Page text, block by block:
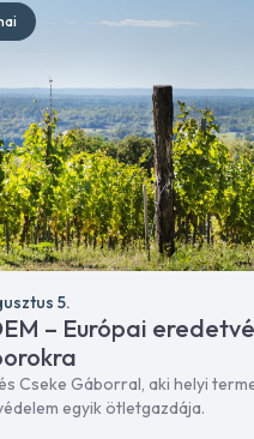
5.
– Európai
Cseke Gáborral, aki helyi
egyik ötletgazdája.